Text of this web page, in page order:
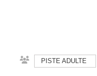
PISTE ADULTE